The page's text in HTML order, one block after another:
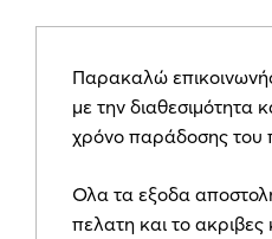
γάμου
7288
Παρακαλώ
με την διαθεσιμότητα
χρόνο παράδοσης του
Ολα τα εξοδα
πελατη και το ακριβες